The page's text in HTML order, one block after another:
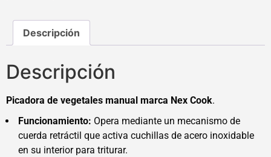
Descripción
Descripción
Picadora de vegetales manual marca Nex Cook.
Funcionamiento: Opera mediante un mecanismo de
cuerda retráctil que activa cuchillas de acero inoxidable
en su interior para triturar.